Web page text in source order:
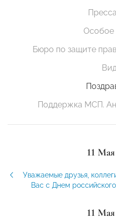
Особое
Бюро по защите
Поддержка МСП.
11
Уважаемые друзья,
Вас с Днем
11